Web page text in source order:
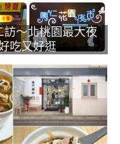
訪～北桃園最大夜
吃又好逛